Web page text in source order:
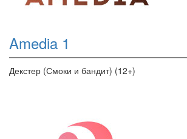
Amedia 1
Декстер (Смоки и бандит) (12+)